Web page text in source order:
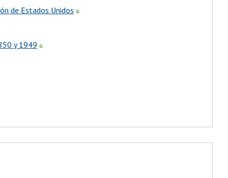
de Estados Unidos
y 1949